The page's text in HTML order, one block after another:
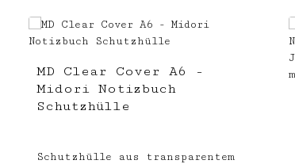
Produktgalerie überspringen
MD Clear Cover A6 -
Midori Notizbuch
Schutzhülle
Schutzhülle aus transparentem